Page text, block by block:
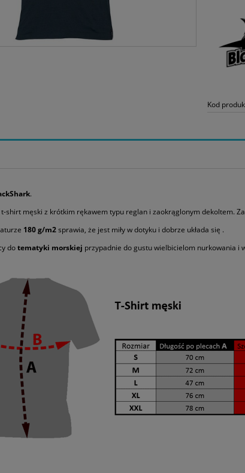
Kod
.
shirt męski z krótkim rękawem typu reglan i zaokrąglonym dekoltem.
180 g/m2sprawia, że jest miły w dotyku i dobrze układa się .
dotematyki morskiej przypadnie do gustu wielbicielom nurkowania i